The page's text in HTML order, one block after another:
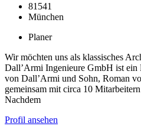
81541
München
Planer
Wir möchten uns als klassisches
Dall’Armi Ingenieure GmbH ist ein
von Dall’Armi und Sohn, Roman
gemeinsam mit circa 10
Nachdem
Profil ansehen